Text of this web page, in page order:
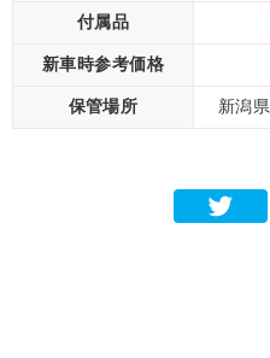
付属品
新車時参考価格
保管場所 新潟県